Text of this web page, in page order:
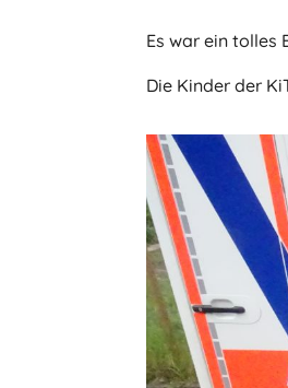
Es war ein tolles
Die Kinder der